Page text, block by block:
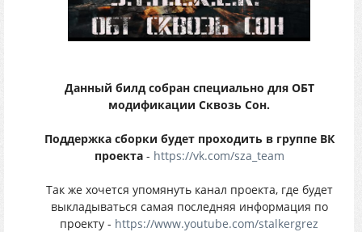
Данный билд собран специально для ОБТ
модификации Сквозь Сон.
Поддержка сборки будет проходить в группе ВК
проекта- https://vk.com/sza_team
Так же хочется упомянуть канал проекта, где будет
выкладываться самая последняя информация по
проекту - https://www.youtube.com/stalkergrez